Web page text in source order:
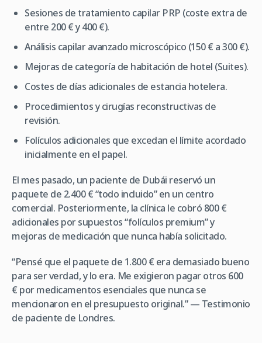
Sesiones de tratamiento capilar PRP (coste extra de
entre 200 € y 400 €).
Análisis capilar avanzado microscópico (150 € a 300 €).
Mejoras de categoría de habitación de hotel (Suites).
Costes de días adicionales de estancia hotelera.
Procedimientos y cirugías reconstructivas de
revisión.
Folículos adicionales que excedan el límite acordado
inicialmente en el papel.
El mes pasado, un paciente de Dubái reservó un
paquete de 2.400 € “todo incluido” en un centro
comercial. Posteriormente, la clínica le cobró 800 €
adicionales por supuestos “folículos premium” y
mejoras de medicación que nunca había solicitado.
“Pensé que el paquete de 1.800 € era demasiado bueno
para ser verdad, y lo era. Me exigieron pagar otros 600
€ por medicamentos esenciales que nunca se
mencionaron en el presupuesto original.” — Testimonio
de paciente de Londres.